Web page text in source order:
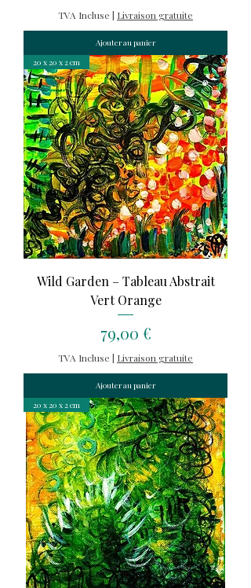
TVA Incluse | Livraison gratuite
Ajouter au panier
20 x 20 x 2 cm
Wild Garden – Tableau Abstrait
Vert Orange
Prix
79,00 €
TVA Incluse | Livraison gratuite
Ajouter au panier
20 x 20 x 2 cm